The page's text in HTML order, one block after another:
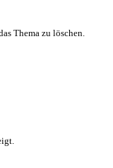
Thema zu löschen.